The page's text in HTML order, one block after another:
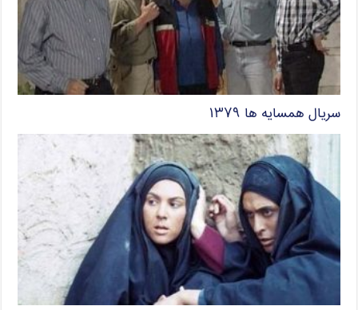
سریال همسایه ها ۱۳۷۹